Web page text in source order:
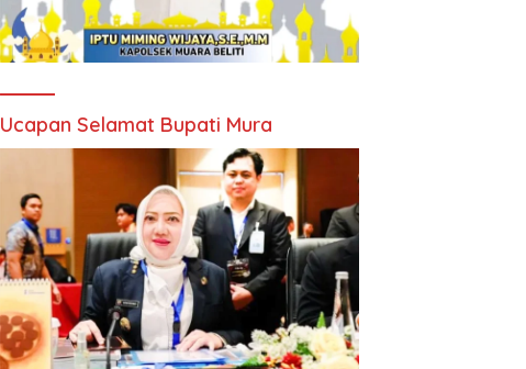
Ucapan Selamat Bupati Mura